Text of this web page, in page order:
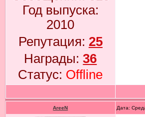
Год выпуска:
2010
Репутация: 25
Награды:36
Статус: Offline
AreeN Дата: